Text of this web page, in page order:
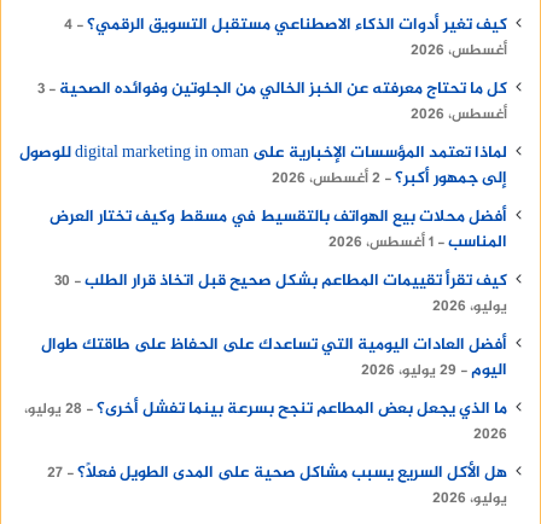
كيف تغير أدوات الذكاء الاصطناعي مستقبل التسويق الرقمي؟ 4
أغسطس، 2026
كل ما تحتاج معرفته عن الخبز الخالي من الجلوتين وفوائده الصحية
3
أغسطس، 2026
لماذا تعتمد المؤسسات الإخبارية على digital marketing in oman للوصول
إلى جمهور أكبر؟ 2 أغسطس، 2026
أفضل محلات بيع الهواتف بالتقسيط في مسقط وكيف تختار العرض
المناسب 1 أغسطس، 2026
كيف تقرأ تقييمات المطاعم بشكل صحيح قبل اتخاذ قرار الطلب
30
يوليو، 2026
أفضل العادات اليومية التي تساعدك على الحفاظ على طاقتك طوال
اليوم
29 يوليو، 2026
ما الذي يجعل بعض المطاعم تنجح بسرعة بينما تفشل أخرى؟
28 يوليو،
2026
هل الأكل السريع يسبب مشاكل صحية على المدى الطويل فعلًا؟ 27
يوليو، 2026